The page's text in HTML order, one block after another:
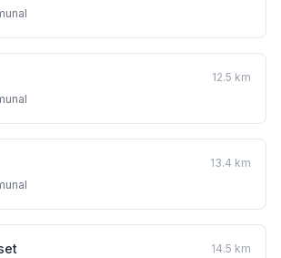
12.5 km
13.4 km
14.5 km